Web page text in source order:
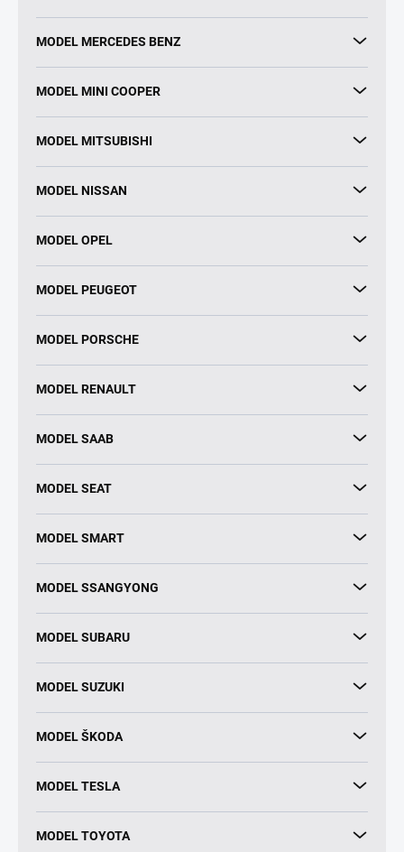
MODEL MERCEDES BENZ
MODEL MINI COOPER
MODEL MITSUBISHI
MODEL NISSAN
MODEL OPEL
MODEL PEUGEOT
MODEL PORSCHE
MODEL RENAULT
MODEL SAAB
MODEL SEAT
MODEL SMART
MODEL SSANGYONG
MODEL SUBARU
MODEL SUZUKI
MODEL ŠKODA
MODEL TESLA
MODEL TOYOTA